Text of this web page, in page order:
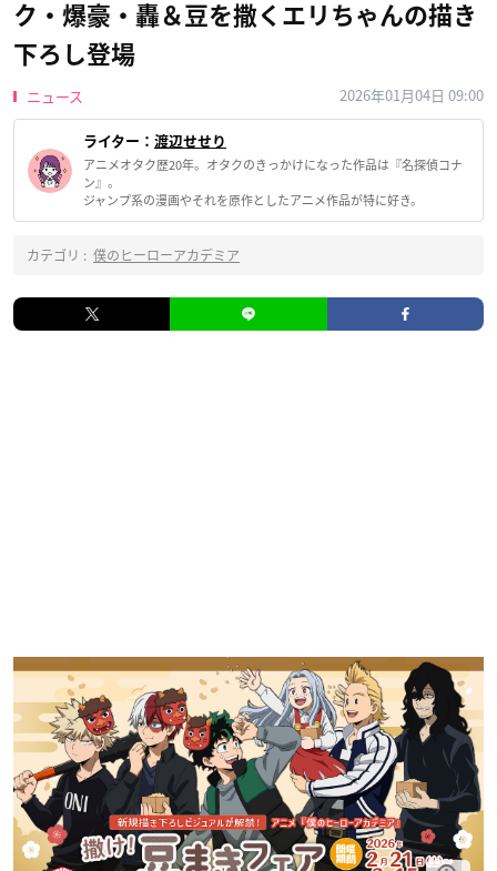
ク・爆豪・轟＆豆を撒くエリちゃんの描き
下ろし登場
ニュース 2026年01月04日 09:00
ライター： 渡辺せせり
アニメオタク歴20年。オタクのきっかけになった作品は『名探偵コナ
ン』。
ジャンプ系の漫画やそれを原作としたアニメ作品が特に好き。
カテゴリ : 僕のヒーローアカデミア